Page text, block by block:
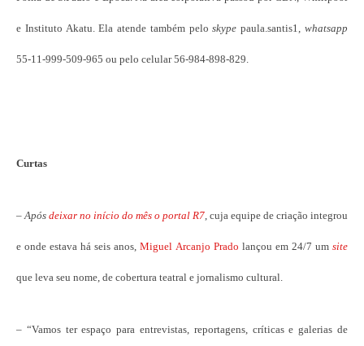
e Instituto Akatu. Ela atende também peloskype paula.santis1,whatsapp
55-11-999-509-965 ou pelo celular 56-984-898-829.
Curtas
– Após deixar no início do mês o portal R7 , cuja equipe de criação integrou
e onde estava há seis anos,Miguel Arcanjo Prado lançou em 24/7 umsite
que leva seu nome, de cobertura teatral e jornalismo cultural.
– “Vamos ter espaço para entrevistas, reportagens, críticas e galerias de